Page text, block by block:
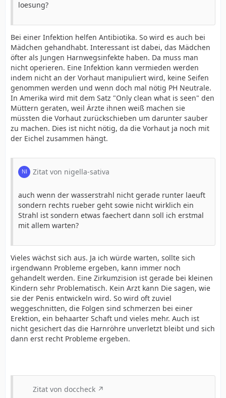
loesung?
Bei einer Infektion helfen Antibiotika. So wird es auch bei
Mädchen gehandhabt. Interessant ist dabei, das Mädchen
öfter als Jungen Harnwegsinfekte haben. Da muss man
nicht operieren. Eine Infektion kann vermieden werden
indem nicht an der Vorhaut manipuliert wird, keine Seifen
genommen werden und wenn doch mal nötig PH Neutrale.
In Amerika wird mit dem Satz "Only clean what is seen" den
Müttern geraten, weil Ärzte ihnen weiß machen sie
müssten die Vorhaut zurückschieben um darunter sauber
zu machen. Dies ist nicht nötig, da die Vorhaut ja noch mit
der Eichel zusammen hängt.
Zitat von nigella-sativa
auch wenn der wasserstrahl nicht gerade runter laeuft
sondern rechts rueber geht sowie nicht wirklich ein
Strahl ist sondern etwas faechert dann soll ich erstmal
mit allem warten?
Vieles wächst sich aus. Ja ich würde warten, sollte sich
irgendwann Probleme ergeben, kann immer noch
gehandelt werden. Eine Zirkumzision ist gerade bei kleinen
Kindern sehr Problematisch. Kein Arzt kann Die sagen, wie
sie der Penis entwickeln wird. So wird oft zuviel
weggeschnitten, die Folgen sind schmerzen bei einer
Erektion, ein behaarter Schaft und vieles mehr. Auch ist
nicht gesichert das die Harnröhre unverletzt bleibt und sich
dann erst recht Probleme ergeben.
Zitat von doccheck